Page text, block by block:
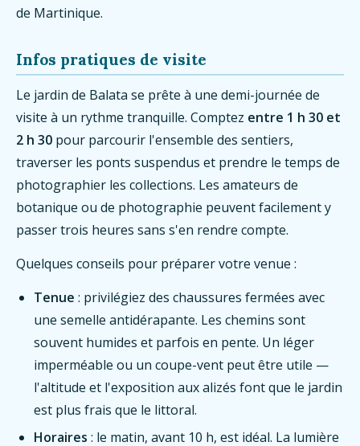
de Martinique.
Infos pratiques de visite
Le jardin de Balata se prête à une demi-journée de
visite à un rythme tranquille. Comptez entre 1 h 30 et
2 h 30 pour parcourir l'ensemble des sentiers,
traverser les ponts suspendus et prendre le temps de
photographier les collections. Les amateurs de
botanique ou de photographie peuvent facilement y
passer trois heures sans s'en rendre compte.
Quelques conseils pour préparer votre venue :
Tenue : privilégiez des chaussures fermées avec
une semelle antidérapante. Les chemins sont
souvent humides et parfois en pente. Un léger
imperméable ou un coupe-vent peut être utile —
l'altitude et l'exposition aux alizés font que le jardin
est plus frais que le littoral.
Horaires : le matin, avant 10 h, est idéal. La lumière